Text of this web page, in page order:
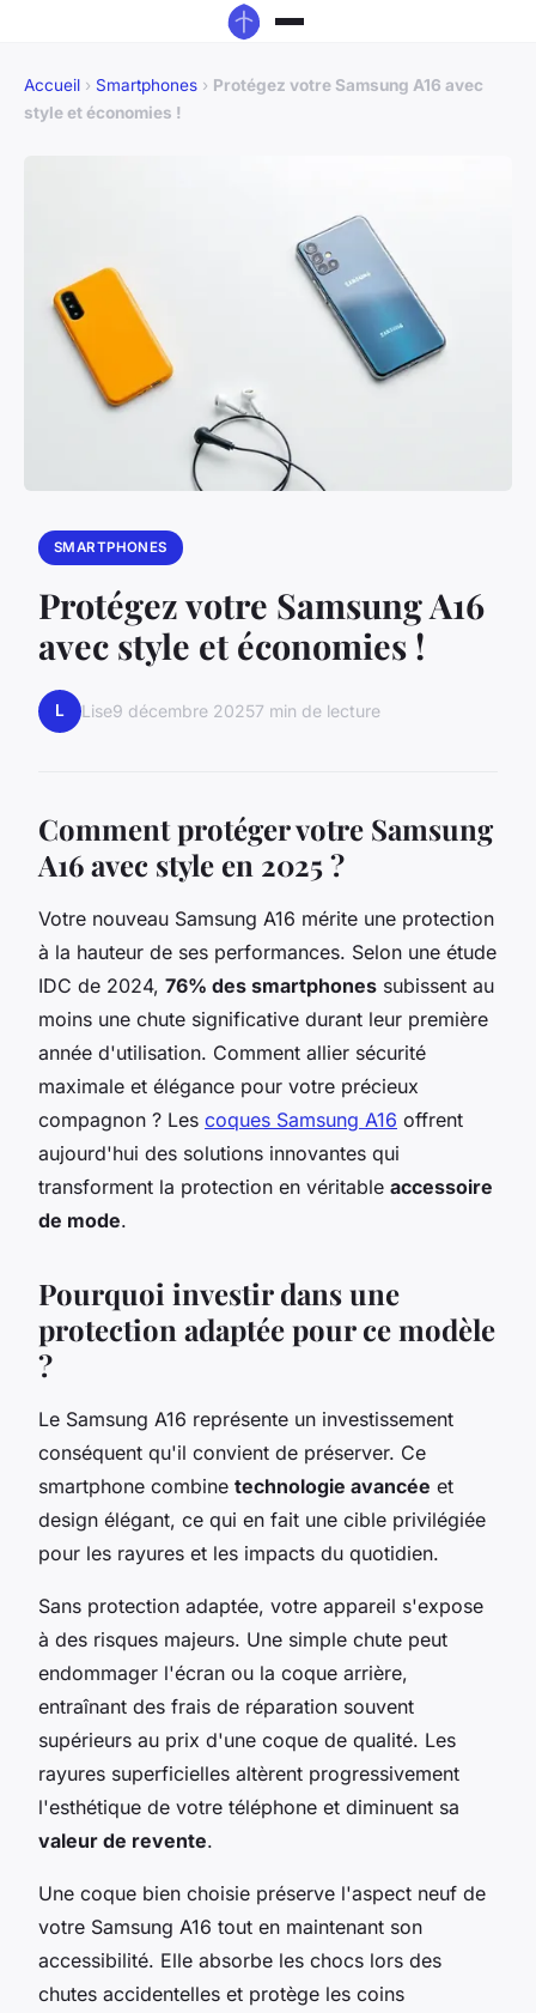
Accueil › Smartphones › Protégez votre Samsung A16 avec
style et économies !
SMARTPHONES
Protégez votre Samsung A16
avec style et économies !
L Lise9 décembre 20257 min de lecture
Comment protéger votre Samsung
A16 avec style en 2025 ?
Votre nouveau Samsung A16 mérite une protection
à la hauteur de ses performances. Selon une étude
IDC de 2024, 76% des smartphones subissent au
moins une chute significative durant leur première
année d'utilisation. Comment allier sécurité
maximale et élégance pour votre précieux
compagnon ? Les coques Samsung A16 offrent
aujourd'hui des solutions innovantes qui
transforment la protection en véritable accessoire
de mode.
Pourquoi investir dans une
protection adaptée pour ce modèle
?
Le Samsung A16 représente un investissement
conséquent qu'il convient de préserver. Ce
smartphone combine technologie avancée et
design élégant, ce qui en fait une cible privilégiée
pour les rayures et les impacts du quotidien.
Sans protection adaptée, votre appareil s'expose
à des risques majeurs. Une simple chute peut
endommager l'écran ou la coque arrière,
entraînant des frais de réparation souvent
supérieurs au prix d'une coque de qualité. Les
rayures superficielles altèrent progressivement
l'esthétique de votre téléphone et diminuent sa
valeur de revente.
Une coque bien choisie préserve l'aspect neuf de
votre Samsung A16 tout en maintenant son
accessibilité. Elle absorbe les chocs lors des
chutes accidentelles et protège les coins